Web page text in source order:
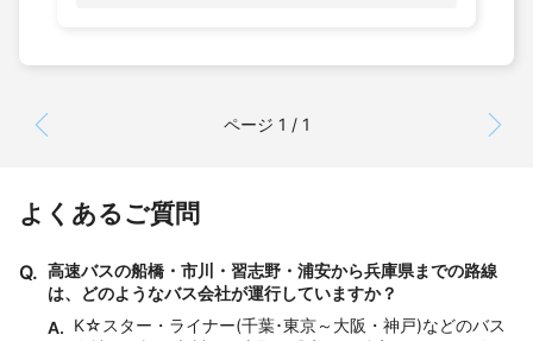
ページ 1 / 1
よくあるご質問
Q. 高速バスの船橋・市川・習志野・浦安から兵庫県までの路線
は、どのようなバス会社が運行していますか？
A. K☆スター・ライナー(千葉･東京～大阪・神戸)などのバス